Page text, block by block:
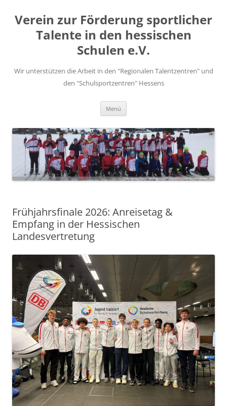
springen
Verein zur Förderung sportlicher
Talente in den hessischen
Schulen e.V.
Wir unterstützen die Arbeit in den "Regionalen Talentzentren" und
den "Schulsportzentren" Hessens
Menü
Frühjahrsfinale 2026: Anreisetag &
Empfang in der Hessischen
Landesvertretung